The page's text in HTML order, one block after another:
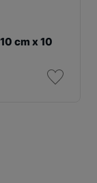
cm x 10